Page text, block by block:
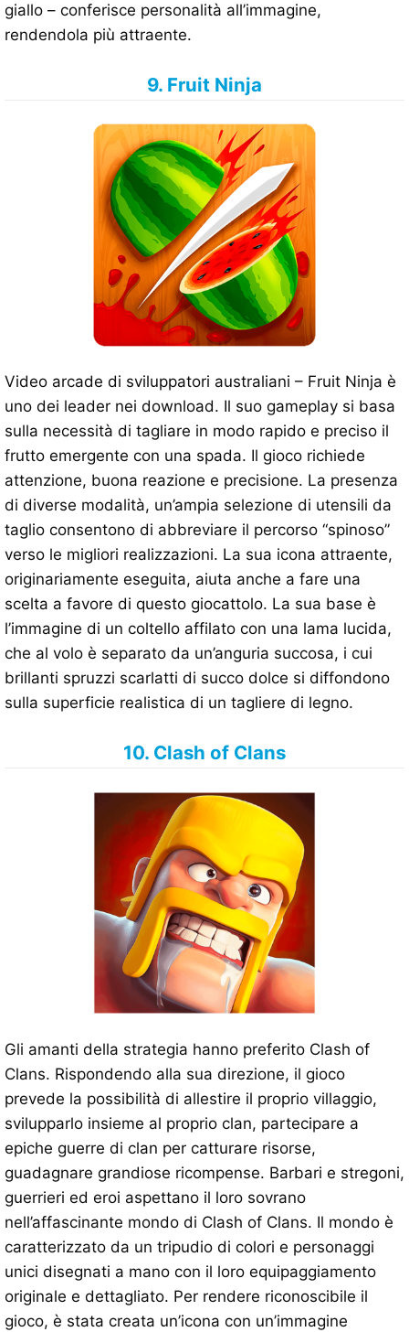
giallo – conferisce personalità all’immagine,
rendendola più attraente.
9. Fruit Ninja
Video arcade di sviluppatori australiani – Fruit Ninja è
uno dei leader nei download. Il suo gameplay si basa
sulla necessità di tagliare in modo rapido e preciso il
frutto emergente con una spada. Il gioco richiede
attenzione, buona reazione e precisione. La presenza
di diverse modalità, un’ampia selezione di utensili da
taglio consentono di abbreviare il percorso “spinoso”
verso le migliori realizzazioni. La sua icona attraente,
originariamente eseguita, aiuta anche a fare una
scelta a favore di questo giocattolo. La sua base è
l’immagine di un coltello affilato con una lama lucida,
che al volo è separato da un’anguria succosa, i cui
brillanti spruzzi scarlatti di succo dolce si diffondono
sulla superficie realistica di un tagliere di legno.
10. Clash of Clans
Gli amanti della strategia hanno preferito Clash of
Clans. Rispondendo alla sua direzione, il gioco
prevede la possibilità di allestire il proprio villaggio,
svilupparlo insieme al proprio clan, partecipare a
epiche guerre di clan per catturare risorse,
guadagnare grandiose ricompense. Barbari e stregoni,
guerrieri ed eroi aspettano il loro sovrano
nell’affascinante mondo di Clash of Clans. Il mondo è
caratterizzato da un tripudio di colori e personaggi
unici disegnati a mano con il loro equipaggiamento
originale e dettagliato. Per rendere riconoscibile il
gioco, è stata creata un’icona con un’immagine